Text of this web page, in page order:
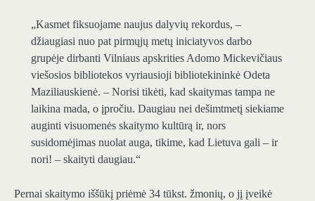
„Kasmet fiksuojame naujus dalyvių rekordus, –
džiaugiasi nuo pat pirmųjų metų iniciatyvos darbo
grupėje dirbanti Vilniaus apskrities Adomo Mickevičiaus
viešosios bibliotekos vyriausioji bibliotekininkė Odeta
Maziliauskienė. – Norisi tikėti, kad skaitymas tampa ne
laikina mada, o įpročiu. Daugiau nei dešimtmetį siekiame
auginti visuomenės skaitymo kultūrą ir, nors
susidomėjimas nuolat auga, tikime, kad Lietuva gali – ir
nori! – skaityti daugiau.“
Pernai skaitymo iššūkį priėmė 34 tūkst. žmonių, o jį įveikė